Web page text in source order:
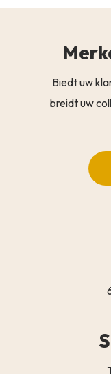
Biedt uw
breidt uw